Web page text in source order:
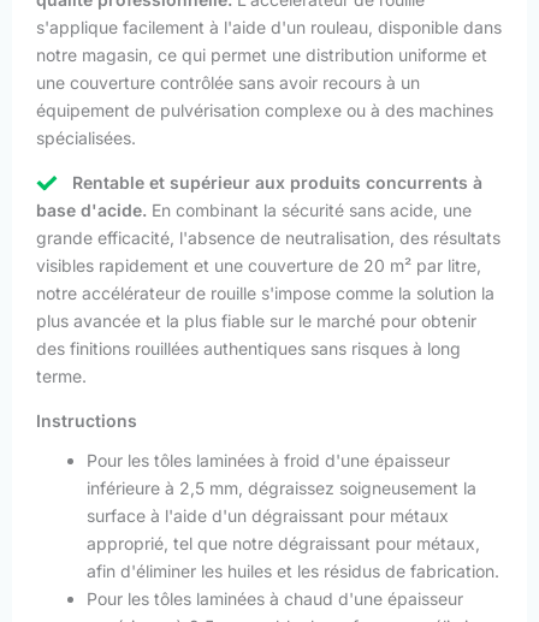
s'applique facilement à l'aide d'un rouleau, disponible dans
notre magasin, ce qui permet une distribution uniforme et
une couverture contrôlée sans avoir recours à un
équipement de pulvérisation complexe ou à des machines
spécialisées.
Rentable et supérieur aux produits concurrents à
base d'acide. En combinant la sécurité sans acide, une
grande efficacité, l'absence de neutralisation, des résultats
visibles rapidement et une couverture de 20 m² par litre,
notre accélérateur de rouille s'impose comme la solution la
plus avancée et la plus fiable sur le marché pour obtenir
des finitions rouillées authentiques sans risques à long
terme.
Instructions
Pour les tôles laminées à froid d'une épaisseur
inférieure à 2,5 mm, dégraissez soigneusement la
surface à l'aide d'un dégraissant pour métaux
approprié, tel que notre dégraissant pour métaux,
afin d'éliminer les huiles et les résidus de fabrication.
Pour les tôles laminées à chaud d'une épaisseur